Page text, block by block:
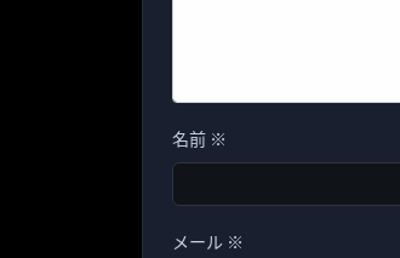
名前 ※
メール ※